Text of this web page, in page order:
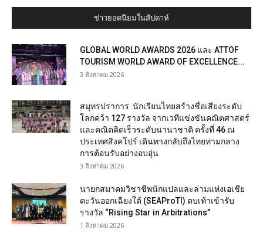
ข่าวยอดนิยมในสัปดาห์
GLOBAL WORLD AWARDS 2026 และ ATTOF
TOURISM WORLD AWARD OF EXCELLENCE...
3 สิงหาคม 2026
สมุทรปราการ นักเรียนไทยสร้างชื่อเสียงระดับ
โลกคว้า 127 รางวัล จากเวทีแข่งขันคณิตศาสตร์
และคณิตคิดเร็วระดับนานาชาติ ครั้งที่ 46 ณ
ประเทศสิงคโปร์ เดินทางกลับถึงไทยท่ามกลาง
การต้อนรับอย่างอบอุ่น
3 สิงหาคม 2026
นายกสมาคมวิชาชีพนักแปลและล่ามแห่งเอเชีย
ตะวันออกเฉียงใต้ (SEAProTI) ตบเท้าเข้ารับ
รางวัล “Rising Star in Arbitrations”
1 สิงหาคม 2026